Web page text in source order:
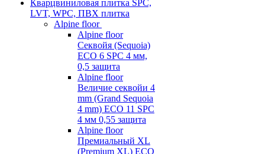
Кварцвиниловая плитка SPC,
LVT, WPC, ПВХ плитка
Alpine floor
Alpine floor
Секвойя (Sequoia)
ECO 6 SPC 4 мм,
0,5 защита
Alpine floor
Величие секвойи 4
mm (Grand Sequoia
4 mm) ECO 11 SPC
4 мм 0,55 защита
Alpine floor
Премиальный XL
(Premium XL) ECO